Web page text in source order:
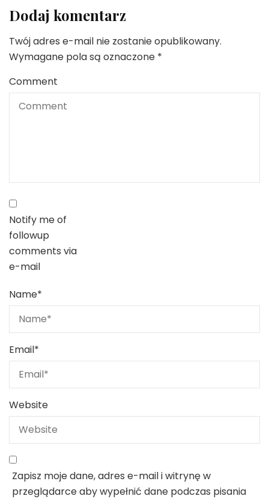
Dodaj komentarz
Twój adres e-mail nie zostanie opublikowany.
Wymagane pola są oznaczone *
Comment
Notify me of
followup
comments via
e-mail
Name*
Email*
Website
Zapisz moje dane, adres e-mail i witrynę w
przeglądarce aby wypełnić dane podczas pisania